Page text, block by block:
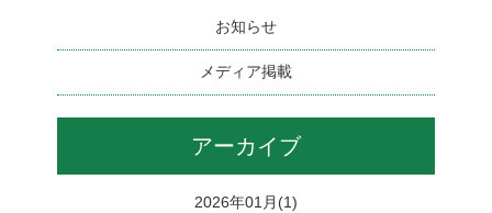
お知らせ
メディア掲載
アーカイブ
2026年01月(1)